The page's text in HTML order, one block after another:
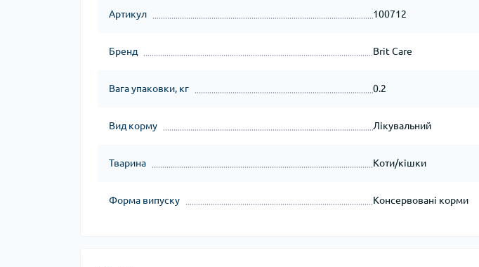
Артикул 100712
Бренд Brit Care
Вага упаковки, кг 0.2
Вид корму Лікувальний
Тварина Коти/кішки
Форма випуску Консервовані корми